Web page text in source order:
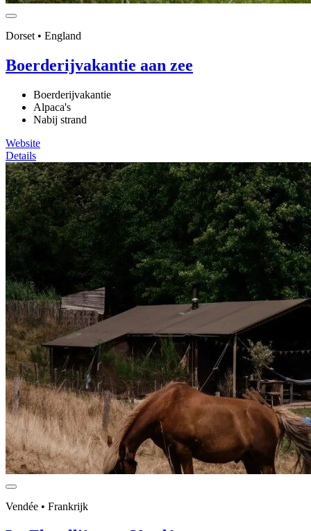
Dorset • England
Boerderijvakantie aan zee
Boerderijvakantie
Alpaca's
Nabij strand
Website
Details
Vendée • Frankrijk